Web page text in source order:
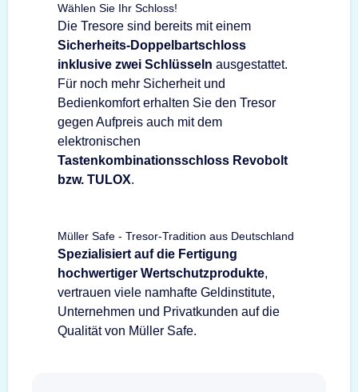
Wählen Sie Ihr Schloss!
Die Tresore sind bereits mit einem
Sicherheits-Doppelbartschloss
inklusive zwei Schlüsseln ausgestattet.
Für noch mehr Sicherheit und
Bedienkomfort erhalten Sie den Tresor
gegen Aufpreis auch mit dem
elektronischen
Tastenkombinationsschloss Revobolt
bzw. TULOX.
Müller Safe - Tresor-Tradition aus Deutschland
Spezialisiert auf die Fertigung
hochwertiger Wertschutzprodukte,
vertrauen viele namhafte Geldinstitute,
Unternehmen und Privatkunden auf die
Qualität von Müller Safe.